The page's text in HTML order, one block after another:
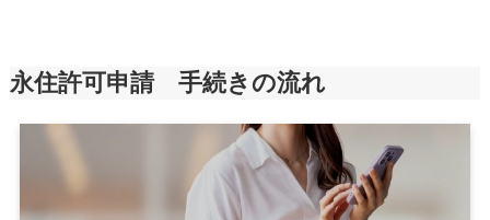
永住許可申請 手続きの流れ